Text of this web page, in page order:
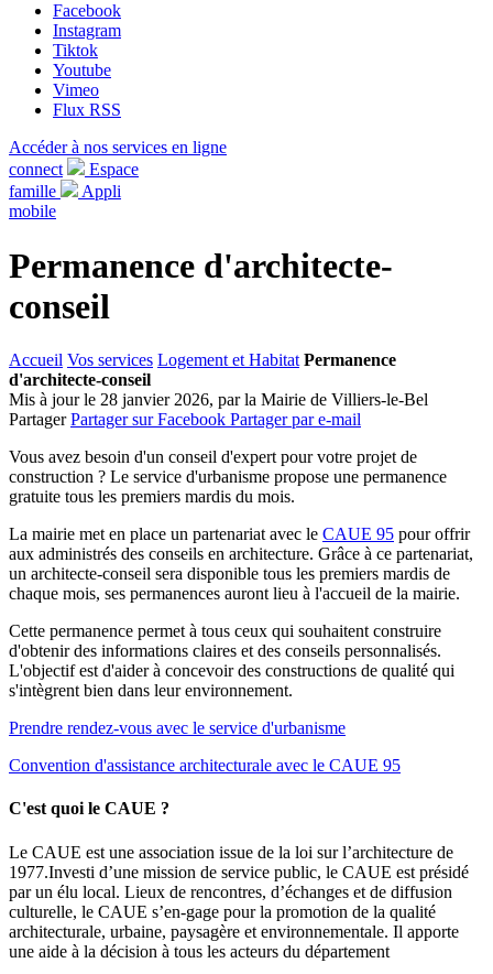
Facebook
Instagram
Tiktok
Youtube
Vimeo
Flux RSS
Accéder à nos services en ligne
connect
Espace
famille
Appli
mobile
Permanence d'architecte-
conseil
Accueil Vos services Logement et Habitat Permanence
d'architecte-conseil
Mis à jour le 28 janvier 2026, par la Mairie de Villiers-le-Bel
Partager Partager sur Facebook Partager par e-mail
Vous avez besoin d'un conseil d'expert pour votre projet de
construction ? Le service d'urbanisme propose une permanence
gratuite tous les premiers mardis du mois.
La mairie met en place un partenariat avec le CAUE 95 pour offrir
aux administrés des conseils en architecture. Grâce à ce partenariat,
un architecte-conseil sera disponible tous les premiers mardis de
chaque mois, ses permanences auront lieu à l'accueil de la mairie.
Cette permanence permet à tous ceux qui souhaitent construire
d'obtenir des informations claires et des conseils personnalisés.
L'objectif est d'aider à concevoir des constructions de qualité qui
s'intègrent bien dans leur environnement.
Prendre rendez-vous avec le service d'urbanisme
Convention d'assistance architecturale avec le CAUE 95
C'est quoi le CAUE ?
Le CAUE est une association issue de la loi sur l’architecture de
1977.Investi d’une mission de service public, le CAUE est présidé
par un élu local. Lieux de rencontres, d’échanges et de diffusion
culturelle, le CAUE s’en-gage pour la promotion de la qualité
architecturale, urbaine, paysagère et environnementale. Il apporte
une aide à la décision à tous les acteurs du département